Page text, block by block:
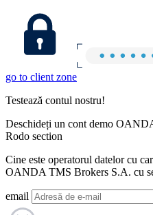
go to client zone
Testează contul nostru!
Deschideți un cont demo
Rodo section
Cine este operatorul datelor cu
OANDA TMS Brokers S.A. cu
email